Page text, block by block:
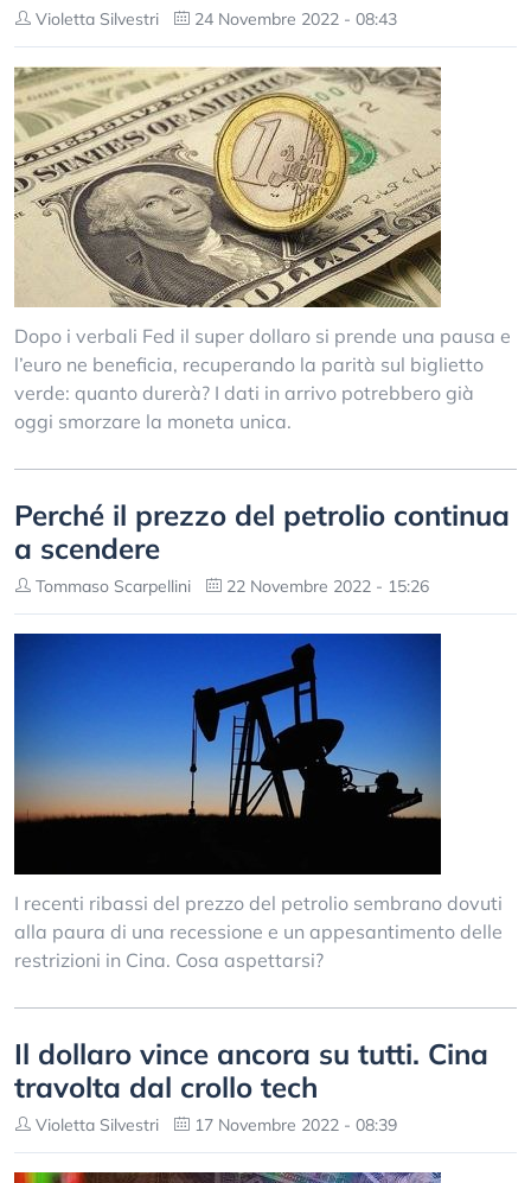
Violetta Silvestri 24 Novembre 2022 - 08:43
Dopo i verbali Fed il super dollaro si prende una pausa e
l’euro ne beneficia, recuperando la parità sul biglietto
verde: quanto durerà? I dati in arrivo potrebbero già
oggi smorzare la moneta unica.
Perché il prezzo del petrolio continua
a scendere
Tommaso Scarpellini 22 Novembre 2022 - 15:26
I recenti ribassi del prezzo del petrolio sembrano dovuti
alla paura di una recessione e un appesantimento delle
restrizioni in Cina. Cosa aspettarsi?
Il dollaro vince ancora su tutti. Cina
travolta dal crollo tech
Violetta Silvestri 17 Novembre 2022 - 08:39